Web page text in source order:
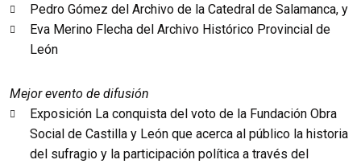
Pedro Gómez del Archivo de la Catedral de Salamanca, y
Eva Merino Flecha del Archivo Histórico Provincial de
León
Mejor evento de difusión
Exposición La conquista del voto de la Fundación Obra
Social de Castilla y León que acerca al público la historia
del sufragio y la participación política a través del